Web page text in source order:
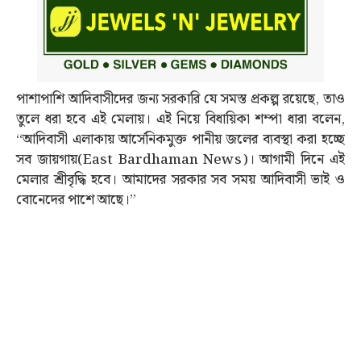
পাশাপাশি আদিবাসীদের জন্য সরকারি যে সমস্ত প্রকল্প রয়েছে, তাও
তুলে ধরা হবে এই মেলায়। এই নিয়ে বিধায়িকা শম্পা ধারা বলেন,
“আদিবাসী এলাকায় আর্সেনিকমুক্ত পানীয় জলের ব্যবস্থা করা হচ্ছে
সব জায়গায়(East Bardhaman News)। আগামী দিনে এই
মেলার শ্রীবৃদ্ধি হবে। আমাদের সরকার সব সময় আদিবাসী ভাই ও
বোনেদের পাশে আছে।”